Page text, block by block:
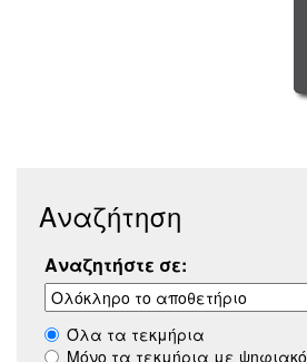
Αναζήτηση
Αναζητήστε σε:
Όλα τα τεκμήρια
Μόνο τα τεκμήρια με ψηφιακό